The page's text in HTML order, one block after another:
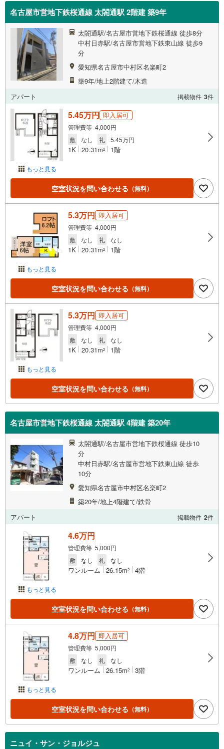
名古屋市営地下鉄桜通線 太閤通駅 2階建 築9年
太閤通駅/名古屋市営地下鉄桜通線 徒歩8分
中村日赤駅/名古屋市営地下鉄東山線 徒歩9
分
愛知県名古屋市中村区名楽町2
築9年/地上2階建て/木造
アパート
掲載物件 3件
もっと見る
5.45万円 即入居可
管理費等 4,000円
敷
なし 礼 5.45万円
1K 20.31m2 1階
空室状況を問い合わせる （無料）
もっと見る
5.3万円 即入居可
管理費等 4,000円
敷
なし 礼 なし
1K 20.31m2 1階
空室状況を問い合わせる （無料）
もっと見る
5.3万円 即入居可
管理費等 4,000円
敷
なし 礼 なし
1K 20.31m2 1階
空室状況を問い合わせる （無料）
名古屋市営地下鉄桜通線 太閤通駅 4階建 築20年
太閤通駅/名古屋市営地下鉄桜通線 徒歩10
分
中村日赤駅/名古屋市営地下鉄東山線 徒歩
10分
愛知県名古屋市中村区名楽町2
築20年/地上4階建て/鉄骨
アパート
掲載物件 2件
もっと見る
4.6万円
管理費等 5,000円
敷
なし 礼 なし
ワンルーム 26.15m2 4階
空室状況を問い合わせる （無料）
もっと見る
4.8万円 即入居可
管理費等 5,000円
敷
なし 礼 なし
ワンルーム 26.15m2 3階
空室状況を問い合わせる （無料）
ニュイ・サン・ジョルジュ